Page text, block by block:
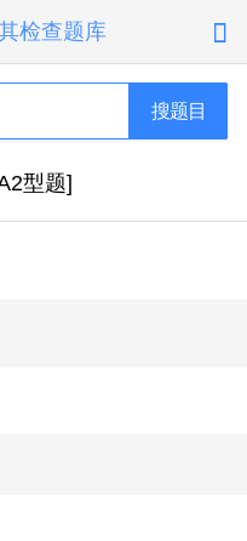
检查题库 
搜题目
型题]